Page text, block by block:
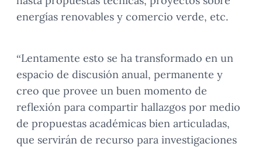
energías renovables y comercio verde, etc.
“Lentamente esto se ha transformado en un
espacio de discusión anual, permanente y
creo que provee un buen momento de
reflexión para compartir hallazgos por medio
de propuestas académicas bien articuladas,
que servirán de recurso para investigaciones